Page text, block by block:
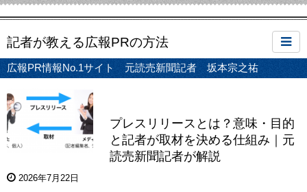
記者が教える広報PRの方法
広報PR情報No.1サイト 元読売新聞記者 坂本宗之祐
プレスリリースとは？意味・目的
と記者が取材を決める仕組み｜元
読売新聞記者が解説
2026年7月22日